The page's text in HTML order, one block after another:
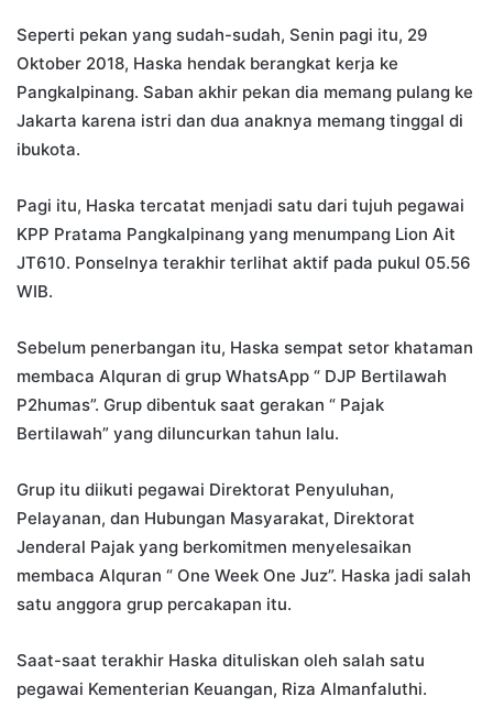
Seperti pekan yang sudah-sudah, Senin pagi itu, 29
Oktober 2018, Haska hendak berangkat kerja ke
Pangkalpinang. Saban akhir pekan dia memang pulang ke
Jakarta karena istri dan dua anaknya memang tinggal di
ibukota.
Pagi itu, Haska tercatat menjadi satu dari tujuh pegawai
KPP Pratama Pangkalpinang yang menumpang Lion Ait
JT610. Ponselnya terakhir terlihat aktif pada pukul 05.56
WIB.
Sebelum penerbangan itu, Haska sempat setor khataman
membaca Alquran di grup WhatsApp “ DJP Bertilawah
P2humas”. Grup dibentuk saat gerakan “ Pajak
Bertilawah” yang diluncurkan tahun lalu.
Grup itu diikuti pegawai Direktorat Penyuluhan,
Pelayanan, dan Hubungan Masyarakat, Direktorat
Jenderal Pajak yang berkomitmen menyelesaikan
membaca Alquran “ One Week One Juz”. Haska jadi salah
satu anggora grup percakapan itu.
Saat-saat terakhir Haska dituliskan oleh salah satu
pegawai Kementerian Keuangan, Riza Almanfaluthi.